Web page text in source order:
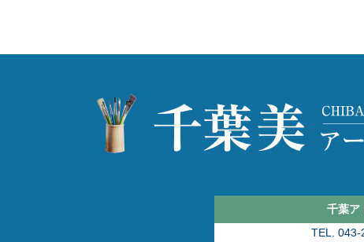
千葉ア
TEL. 043-